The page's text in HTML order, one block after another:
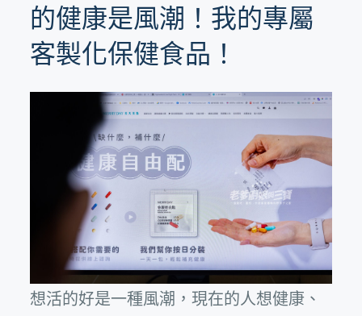
的健康是風潮！我的專屬
客製化保健食品！
想活的好是一種風潮，現在的人想健康、